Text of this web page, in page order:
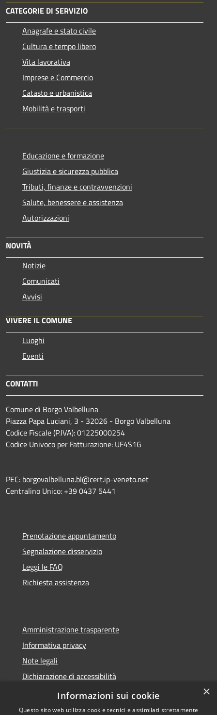
CATEGORIE DI SERVIZIO
Anagrafe e stato civile
Cultura e tempo libero
Vita lavorativa
Imprese e Commercio
Catasto e urbanistica
Mobilità e trasporti
Educazione e formazione
Giustizia e sicurezza pubblica
Tributi, finanze e contravvenzioni
Salute, benessere e assistenza
Autorizzazioni
NOVITÀ
Notizie
Comunicati
Avvisi
VIVERE IL COMUNE
Luoghi
Eventi
CONTATTI
Comune di Borgo Valbelluna
Piazza Papa Luciani, 3 - 32026 - Borgo Valbelluna
Codice Fiscale (P.IVA): 01225000254
Codice Univoco per Fatturazione: UF4S1G
PEC: borgovalbelluna.bl@cert.ip-veneto.net
Centralino Unico: +39 0437 5441
Prenotazione appuntamento
Segnalazione disservizio
Leggi le FAQ
Richiesta assistenza
Amministrazione trasparente
Informativa privacy
Note legali
Dichiarazione di accessibilità
Piano di miglioramento dei servizi
×
Informazioni sui cookie
Questo sito web utilizza cookie tecnici e assimilati strettamente